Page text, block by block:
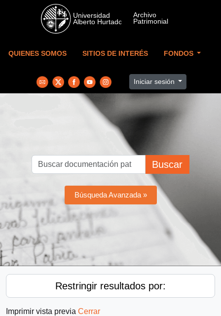
Skip to main content
QUIENES SOMOS SITIOS DE INTERÉS FONDOS
Iniciar sesión
Buscar
Búsqueda Avanzada »
Restringir resultados por:
Imprimir vista previa Cerrar